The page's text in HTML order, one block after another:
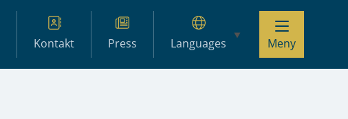
Kontakt Press Languages Meny